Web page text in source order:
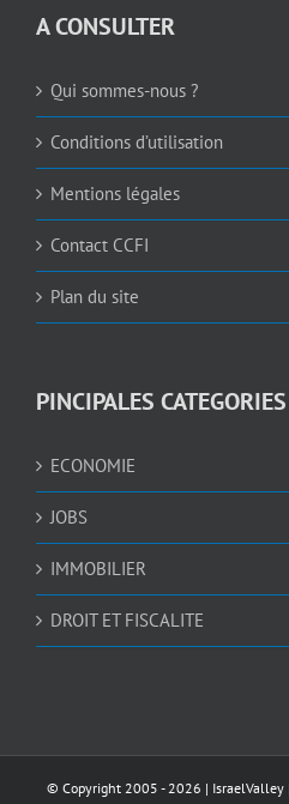
A CONSULTER
Qui sommes-nous ?
Conditions d’utilisation
Mentions légales
Contact CCFI
Plan du site
PINCIPALES CATEGORIES
ECONOMIE
JOBS
IMMOBILIER
DROIT ET FISCALITE
© Copyright 2005 - 2026 | IsraelValley